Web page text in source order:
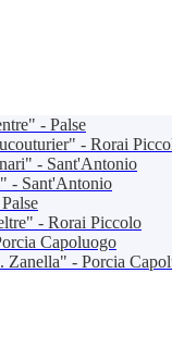
- Palse
- Rorai
- Sant'Antonio
- Sant'Antonio
- Rorai Piccolo
Capoluogo
Zanella" - Porcia